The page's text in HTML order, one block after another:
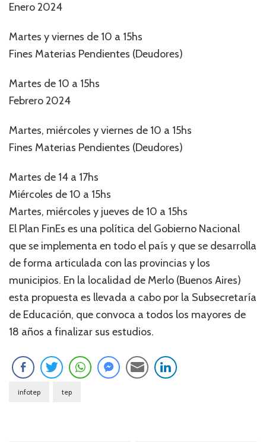
Enero 2024
Martes y viernes de 10 a 15hs
Fines Materias Pendientes (Deudores)
Martes de 10 a 15hs
Febrero 2024
Martes, miércoles y viernes de 10 a 15hs
Fines Materias Pendientes (Deudores)
Martes de 14 a 17hs
Miércoles de 10 a 15hs
Martes, miércoles y jueves de 10 a 15hs
El Plan FinEs es una política del Gobierno Nacional
que se implementa en todo el país y que se desarrolla
de forma articulada con las provincias y los
municipios. En la localidad de Merlo (Buenos Aires)
esta propuesta es llevada a cabo por la Subsecretaría
de Educación, que convoca a todos los mayores de
18 años a finalizar sus estudios.
infotep tep